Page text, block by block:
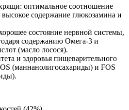
оптимальное соотношение
содержание глюкозамина и
состояние нервной системы,
содержанию Омега-3 и
(масло лосося).
и здоровья пищеварительного
(маннанолигосахариды) и FOS